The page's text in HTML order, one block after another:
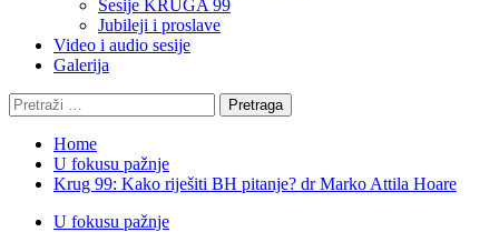
Sesije KRUGA 99
Jubileji i proslave
Video i audio sesije
Galerija
Pretraga:
Home
U fokusu pažnje
Krug 99: Kako riješiti BH pitanje? dr Marko Attila Hoare
U fokusu pažnje